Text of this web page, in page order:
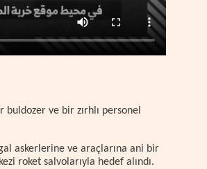
ve bir zırhlı personel
askerlerine ve araçlarına ani bir
roket salvolarıyla hedef alındı.